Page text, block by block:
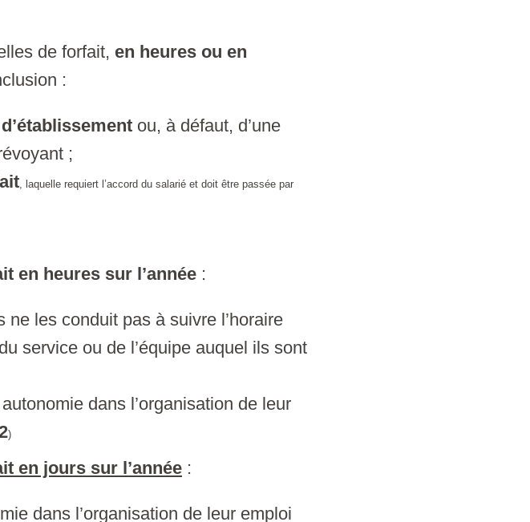
de forfait, en heures ou en
:
ou, à défaut, d’une
;
, laquelle requiert l’accord du salarié et doit être passée par
en heures sur l’année :
les conduit pas à suivre l’horaire
service ou de l’équipe auquel ils sont
dans l’organisation de leur
)
en jours sur l’année :
dans l’organisation de leur emploi